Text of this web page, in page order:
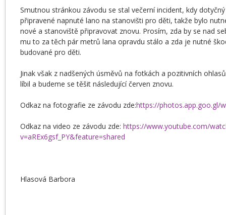
Smutnou stránkou závodu se stal večerní incident, kdy
připravené napnuté lano na stanovišti pro děti, takže bylo
nové a stanoviště připravovat znovu. Prosím, zda by se nad
mu to za těch pár metrů lana opravdu stálo a zda je nutné
budované pro děti.
Jinak však z nadšených úsměvů na fotkách a pozitivních
líbil a budeme se těšit následující červen znovu.
Odkaz na fotografie ze závodu zde:https://photos.app.goo.gl/
Odkaz na video ze závodu zde: https://www.youtube.com/
v=aREx6gsf_PY&feature=shared
Hlasová Barbora